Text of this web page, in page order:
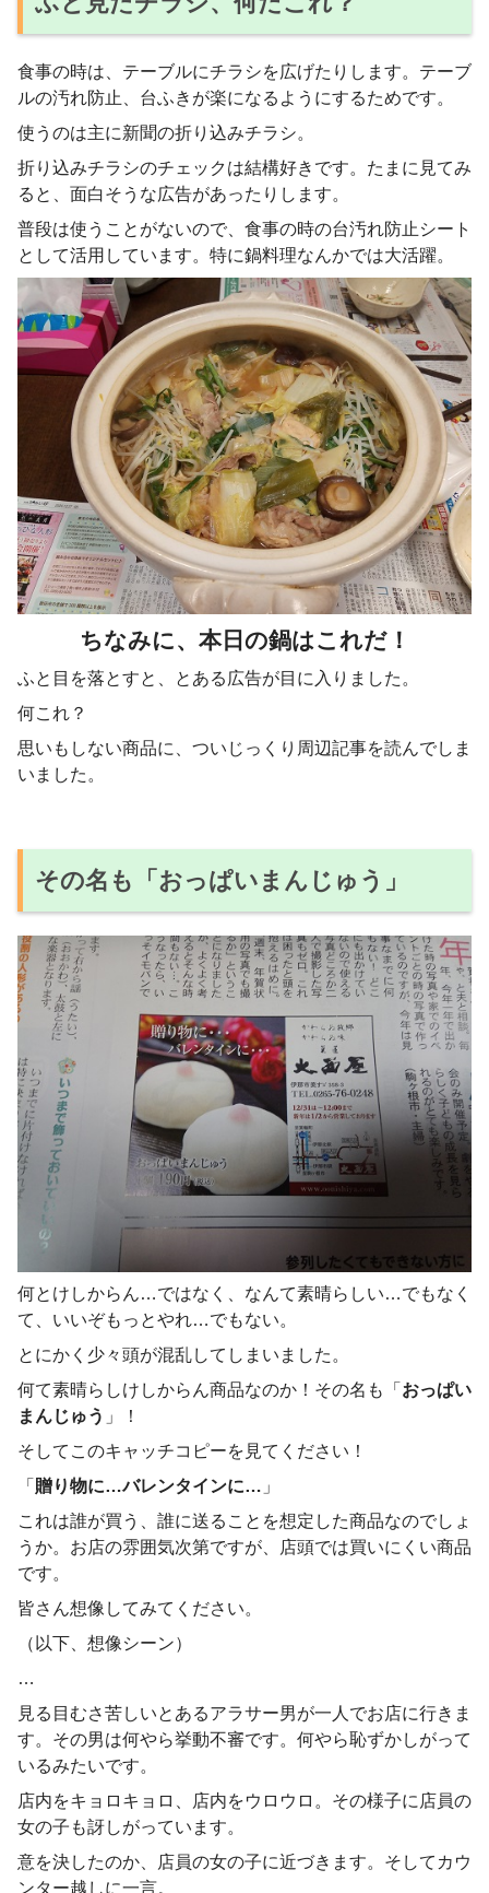
食事の時は、テーブルにチラシを広げたりします。テーブ
ルの汚れ防止、台ふきが楽になるようにするためです。
使うのは主に新聞の折り込みチラシ。
折り込みチラシのチェックは結構好きです。たまに見てみ
ると、面白そうな広告があったりします。
普段は使うことがないので、食事の時の台汚れ防止シート
として活用しています。特に鍋料理なんかでは大活躍。
ちなみに、本日の鍋はこれだ！
ふと目を落とすと、とある広告が目に入りました。
何これ？
思いもしない商品に、ついじっくり周辺記事を読んでしま
いました。
その名も「おっぱいまんじゅう」
何とけしからん…ではなく、なんて素晴らしい…でもなく
て、いいぞもっとやれ…でもない。
とにかく少々頭が混乱してしまいました。
何て素晴らしけしからん商品なのか！その名も「 おっぱい
まんじゅう 」！
そしてこのキャッチコピーを見てください！
「 贈り物に…バレンタインに… 」
これは誰が買う、誰に送ることを想定した商品なのでしょ
うか。お店の雰囲気次第ですが、店頭では買いにくい商品
です。
皆さん想像してみてください。
（以下、想像シーン）
…
見る目むさ苦しいとあるアラサー男が一人でお店に行きま
す。その男は何やら挙動不審です。何やら恥ずかしがって
いるみたいです。
店内をキョロキョロ、店内をウロウロ。その様子に店員の
女の子も訝しがっています。
意を決したのか、店員の女の子に近づきます。そしてカウ
ンター越しに一言。